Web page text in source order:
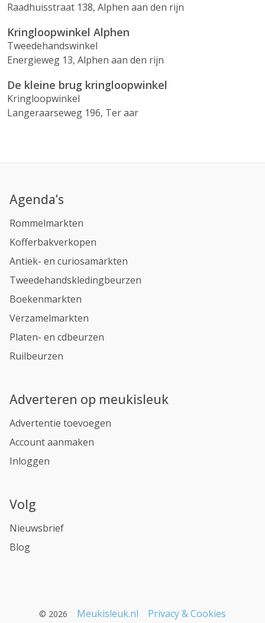
Raadhuisstraat 138, Alphen aan den rijn
Kringloopwinkel Alphen
Tweedehandswinkel
Energieweg 13, Alphen aan den rijn
De kleine brug kringloopwinkel
Kringloopwinkel
Langeraarseweg 196, Ter aar
Agenda’s
Rommelmarkten
Kofferbakverkopen
Antiek- en curiosamarkten
Tweedehandskledingbeurzen
Boekenmarkten
Verzamelmarkten
Platen- en cdbeurzen
Ruilbeurzen
Adverteren op meukisleuk
Advertentie toevoegen
Account aanmaken
Inloggen
Volg
Nieuwsbrief
Blog
© 2026 Meukisleuk.nl Privacy & Cookies